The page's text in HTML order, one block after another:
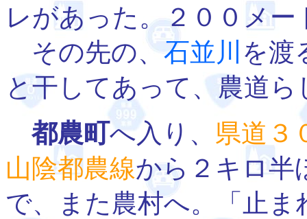
レがあった。２００メ
その先の、石並川 を渡
と干してあって、農道
都農町へ入り、 県道３
山陰都農線から２キロ半
で、また農村へ。「止ま